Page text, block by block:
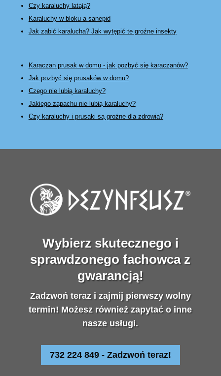
Czy karaluchy latają?
Karaluchy w bloku a sanepid
Jak zabić karalucha? Jak wytępić te groźne insekty
Karaczan prusak w domu - jak pozbyć się karaczanów?
Jak pozbyć się prusaków w domu?
Czego nie lubią karaluchy?
Jakiego zapachu nie lubią karaluchy?
Czy karaluchy i prusaki są groźne dla zdrowia?
Wybierz skutecznego i
sprawdzonego fachowca z
gwarancją!
Zadzwoń teraz i zajmij pierwszy wolny
termin! Możesz również zapytać o inne
nasze usługi.
732 224 849 - Zadzwoń teraz!